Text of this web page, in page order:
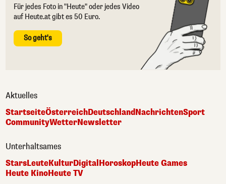
Für jedes Foto in "Heute" oder jedes Video
auf Heute.at gibt es 50 Euro.
So geht's
Aktuelles
StartseiteÖsterreichDeutschlandNachrichtenSport
CommunityWetterNewsletter
Unterhaltsames
StarsLeuteKulturDigitalHoroskopHeute Games
Heute KinoHeute TV